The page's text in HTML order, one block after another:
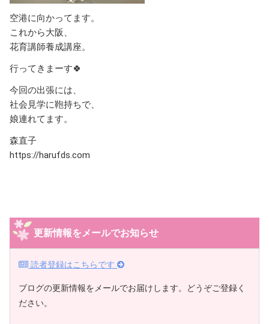
空港に向かってます。
これから大阪、
花育講師養成講座。
行ってきまーす🍀
今回の出張には、
社会見学に鞄持ちで、
娘連れてます。
森直子
https://harufds.com
更新情報をメールでお知らせ
読者登録はこちらです
ブログの更新情報をメールでお届けします。どうぞご登録く
ださい。